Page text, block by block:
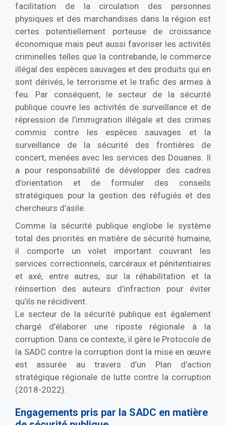
facilitation de la circulation des personnes
physiques et des marchandises dans la région est
certes potentiellement porteuse de croissance
économique mais peut aussi favoriser les activités
criminelles telles que la contrebande, le commerce
illégal des espèces sauvages et des produits qui en
sont dérivés, le terrorisme et le trafic des armes à
feu. Par conséquent, le secteur de la sécurité
publique couvre les activités de surveillance et de
répression de l’immigration illégale et des crimes
commis contre les espèces sauvages et la
surveillance de la sécurité des frontières de
concert, menées avec les services des Douanes. Il
a pour responsabilité de développer des cadres
d’orientation et de formuler des conseils
stratégiques pour la gestion des réfugiés et des
chercheurs d’asile.
Comme la sécurité publique englobe le système
total des priorités en matière de sécurité humaine,
il comporte un volet important couvrant les
services correctionnels, carcéraux et pénitentiaires
et axé, entre autres, sur la réhabilitation et la
réinsertion des auteurs d’infraction pour éviter
qu’ils ne récidivent.
Le secteur de la sécurité publique est également
chargé d’élaborer une riposte régionale à la
corruption. Dans ce contexte, il gère le Protocole de
la SADC contre la corruption dont la mise en œuvre
est assurée au travers d’un Plan d’action
stratégique régionale de lutte contre la corruption
(2018-2022).
Engagements pris par la SADC en matière